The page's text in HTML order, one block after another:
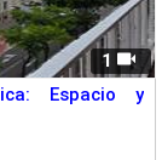
1
Espacio y